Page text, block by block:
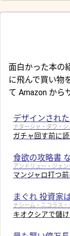
面白かった本の
に飛んで買い物
て Amazon から
デザインされ
ナターシャ・ダウ・
ガチャ回す前に読
食欲の攻略書
アンドリュー・ジェ
マンジャロ打つ前
まぐれ 投資家
ナシーム・ニコラス
キオクシアで儲